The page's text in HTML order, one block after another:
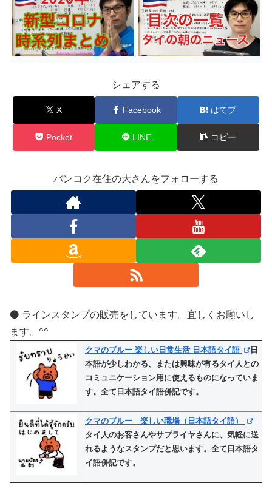
シェアする
X Facebook はてブ
Pocket LINE コピー
バンコク在住の大さんをフォローする
⚫️ ラインスタンプの販売をしています。宜しくお願いし
ます。^^
クマのブルー 楽しい日常生活 日本語タイ語
日
本語が少しわかる、または興味が有るタイ人との
コミュニケーション用に使えるものになっていま
す。全て日本語タイ語併記です。
クマのブルー 楽しい職場（日本語タイ語）
タイ人のお客さんやサプライヤさんに、気軽に送
れるようなスタンプだと思います。全て日本語タ
イ語併記です。